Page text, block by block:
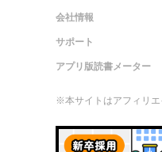
会社情報
サポート
アプリ版読書メーター
※本サイトはアフィリ